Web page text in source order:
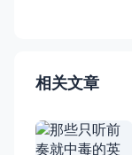
相关文章